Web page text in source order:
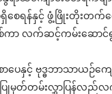
န်နှင့် ဖွံ့ဖြိုးတိုးတက်စေ
ကာ လက်ဆင့်ကမ်းဆောင်ရွ
င့် ဗုဒ္ဓဘာသာယဉ်ကျေ
ြုမှတ်တမ်းလွှာပြန်လည်လ